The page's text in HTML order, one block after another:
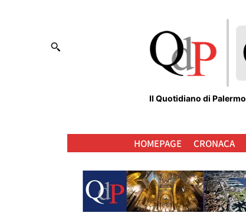
Il Quotidiano di Palermo
HOMEPAGE CRONACA